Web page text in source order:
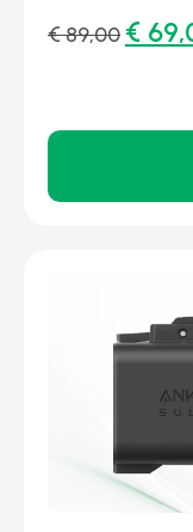
€89,00 €